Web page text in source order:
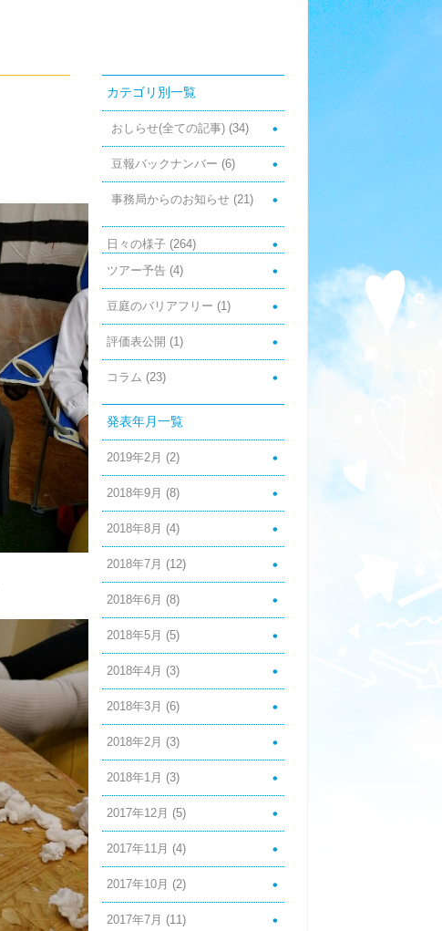
カテゴリ別一覧
おしらせ(全ての記事) (34)
豆報バックナンバー (6)
事務局からのお知らせ (21)
日々の様子 (264)
ツアー予告 (4)
豆庭のバリアフリー (1)
評価表公開 (1)
コラム (23)
発表年月一覧
2019年2月 (2)
2018年9月 (8)
2018年8月 (4)
2018年7月 (12)
2018年6月 (8)
2018年5月 (5)
2018年4月 (3)
2018年3月 (6)
2018年2月 (3)
2018年1月 (3)
2017年12月 (5)
2017年11月 (4)
2017年10月 (2)
2017年7月 (11)